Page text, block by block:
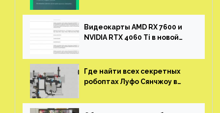
Видеокарты AMD RX 7600 и
NVIDIA RTX 4060 Ti в новой
Где найти всех секретных
робоптах Луфо Сянчжоу в